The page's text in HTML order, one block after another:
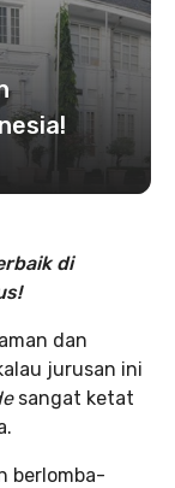
di
dan
jurusan ini
sangat ketat
berlomba-